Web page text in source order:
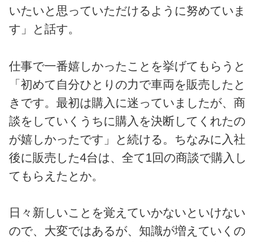
いたいと思っていただけるように努めていま
す」と話す。
仕事で一番嬉しかったことを挙げてもらうと
「初めて自分ひとりの力で車両を販売したと
きです。最初は購入に迷っていましたが、商
談をしていくうちに購入を決断してくれたの
が嬉しかったです」と続ける。ちなみに入社
後に販売した4台は、全て1回の商談で購入し
てもらえたとか。
日々新しいことを覚えていかないといけない
ので、大変ではあるが、知識が増えていくの